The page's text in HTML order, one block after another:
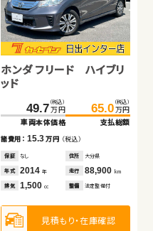
ホンダ フリード ハイブリ
ッド
49.7 （税込）
万円
車両本体価格
65.0 （税込）
万円
支払総額
諸費用： 15.3万円 （税込）
保証 なし 住所 大分県
年式 2014年 走行 88,900 km
排気 1,500cc 整備 法定整備付
見積もり・在庫確認
スズキ ワゴンＲ スマイル
137.5万円
車両本体価格
諸費用：7.3 万円 （税込）
保証 なし 住所 千葉県
排気 660 整備 法定整備付
トヨタ アルファード
634.6 （税込）
万円
車両本体価格
649.9 （税込）
万円
支払総額
諸費用： 15.3万円 （税込）
保証 あり 住所 岩手県
年式 2025年 走行 16,700 km
排気 2,500cc 整備 法定整備付
見積もり・在庫確認